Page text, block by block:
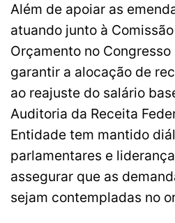
Além de apoiar as
atuando junto à
Orçamento no
garantir a alocação de
ao reajuste do salário
Auditoria da Receita
Entidade tem mantido
parlamentares e
assegurar que as
sejam contempladas no